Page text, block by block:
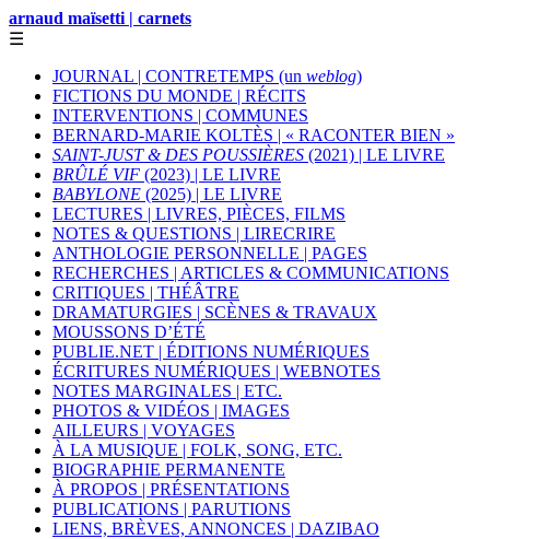
arnaud maïsetti | carnets
☰
JOURNAL | CONTRETEMPS (un weblog)
FICTIONS DU MONDE | RÉCITS
INTERVENTIONS | COMMUNES
BERNARD-MARIE KOLTÈS | « RACONTER BIEN »
SAINT-JUST & DES POUSSIÈRES (2021) | LE LIVRE
BRÛLÉ VIF (2023) | LE LIVRE
BABYLONE (2025) | LE LIVRE
LECTURES | LIVRES, PIÈCES, FILMS
NOTES & QUESTIONS | LIRECRIRE
ANTHOLOGIE PERSONNELLE | PAGES
RECHERCHES | ARTICLES & COMMUNICATIONS
CRITIQUES | THÉÂTRE
DRAMATURGIES | SCÈNES & TRAVAUX
MOUSSONS D’ÉTÉ
PUBLIE.NET | ÉDITIONS NUMÉRIQUES
ÉCRITURES NUMÉRIQUES | WEBNOTES
NOTES MARGINALES | ETC.
PHOTOS & VIDÉOS | IMAGES
AILLEURS | VOYAGES
À LA MUSIQUE | FOLK, SONG, ETC.
BIOGRAPHIE PERMANENTE
À PROPOS | PRÉSENTATIONS
PUBLICATIONS | PARUTIONS
LIENS, BRÈVES, ANNONCES | DAZIBAO